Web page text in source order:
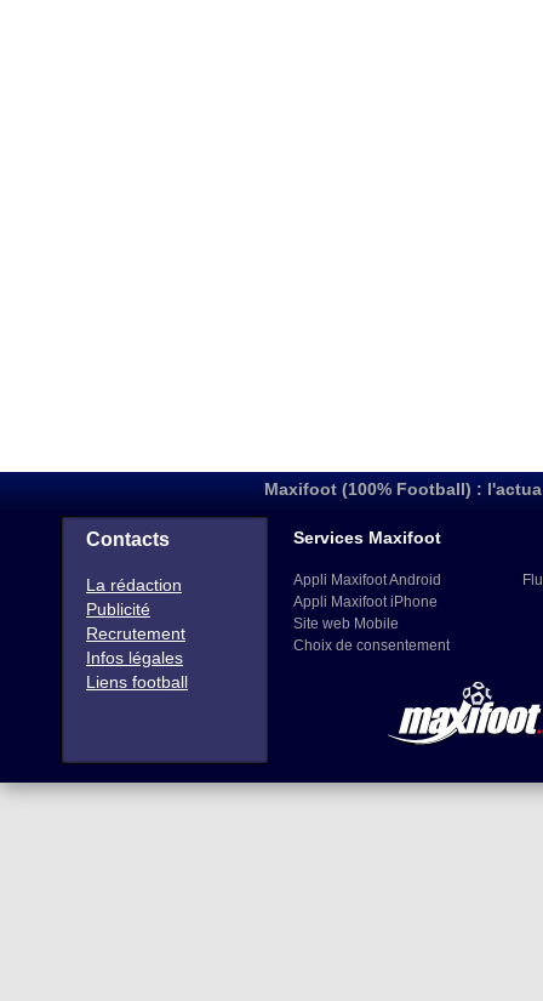
Maxifoot (100% Football) :
Contacts
La rédaction
Publicité
Recrutement
Infos légales
Liens football
Services Maxifoot
Appli Maxifoot Android
Appli Maxifoot iPhone
Site web Mobile
Choix de consentement